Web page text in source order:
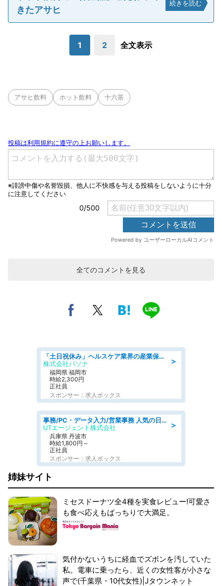
きたアサヒ
続きを読む
1 2 全文表示
アサヒ飲料 ホット飲料 十六茶
全てのコメントを見る
＞
「土日祝休み」ヘルスケア業界の産業保健師/高時給/未経験OK/要資格:保健師、正看護師
株式会社パソナ
福岡県 福岡市
時給2,300円
正社員
スポンサー：求人ボックス
＞
事務/PC・データ入力/営業事務 人気の日勤 月収38万円可 建設会社でCADオペレーター専門事務
UTエージェント株式会社
兵庫県 丹波市
時給1,800円～
正社員
スポンサー：求人ボックス
姉妹サイト
ミセスドーナツ全4種を実食レビュー!可愛さ
も食べ応えもばっちりで大満足。
気付かないうちに経血でズボンを汚していた
私。電車に乗ったら、近くの女性客が小さな
声で(千葉県・10代女性)|Jタウンネット